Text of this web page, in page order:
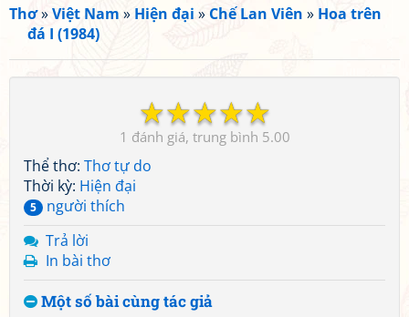
Thơ»Việt Nam » Hiện đại » Chế Lan Viên » Hoa trên
đá I (1984)
☆
☆
☆
☆
☆
1 5.00
Thể thơ: Thơ tự do
Thời kỳ: Hiện đại
5
người thích
Trả lời
In bài thơ
Một số bài cùng tác giả